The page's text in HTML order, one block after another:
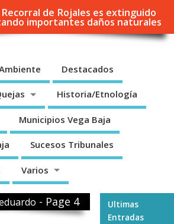
de Rojales es extinguido
importantes daños naturales
Destacados
Historia/Etnología
Municipios Vega Baja
Sucesos Tribunales
Varios
- Page 4
Ultimas
Entradas